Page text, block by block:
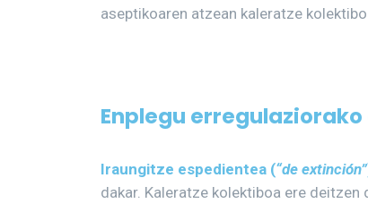
aseptikoaren atzean kaleratze
Enplegu
Iraungitze espedientea (“de extinción”
dakar. Kaleratze kolektiboa ere deitzen